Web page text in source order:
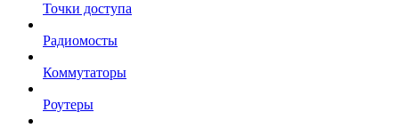
Точки доступа
Радиомосты
Коммутаторы
Роутеры